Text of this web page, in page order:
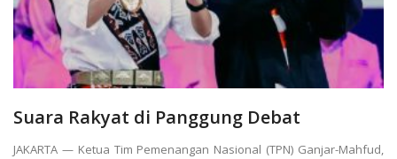
Suara Rakyat di Panggung Debat
JAKARTA — Ketua Tim Pemenangan Nasional (TPN) Ganjar-Mahfud,